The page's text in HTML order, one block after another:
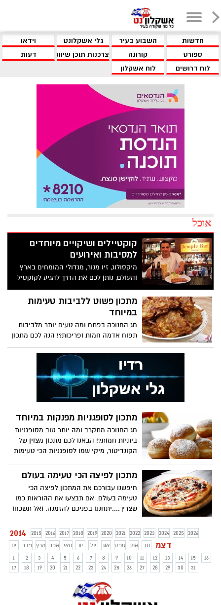
חדשות השבוע בעיר גלי אשקלונט
וידאו
ספורט
קורונה צרכנות תוכן שיווקי
דעות
לוח דרושים
לוח אשקלון
אוכל
קוקטיילים ושיקויים מיוחדים
למסיבות ואירועים
מיקסולוג, זיו מנור, מגדולי המומחים בארץ
והעולם, נותן לכם את הדרך להגיע לקוקטיל
מושלם. בכל חלקי העולם מקובל לציין תחילת
שנה חדשה בחג או ביום שמחה. בחלק
ממדינות דרום ומזרח אסיה נוהגים להתיז מים
מתכון פשוט ללביבות טעימות
במיוחד
חג החנוכה בפתח ומה טעים יותר מלביבות
תפוח אדמה חמות ופריכות?! הנה לכם מתכון
פשוט ללביבות טעימות במיוחד, חג שמח...
מתכון לסופגניות מפנקות במיוחד
חג החנוכה מתקרב ומה יותר טוב מסופגניות
ביתיות חמות?! הבאנו לכם מתכון מצוין של
הקונדיטור, מיקי שמו לסופגניות הכי טעימות
מתכון לפיצה הכי טעימה בעולם
חיפשנו עבורכם את המתכון לפיצה הכי
טעימה בעולם. אם תבצעו את ההוראות כמו
שצריך....יתחננו בפניכם להזמנה. ואל תשכחו
2014 2015 2016 2017 2018 2019 2020 2021 2022 2023 2024 2025
2026
ינו
פבר מרץ אפר מאי יונ יול אוג ספט אוק נוב דצמ
1 2 3 4 5 6 7 8 9 10 11 12 13 14 15
16
17
18 19 20 21 22 23 24 25 26 27 28 29 30 31